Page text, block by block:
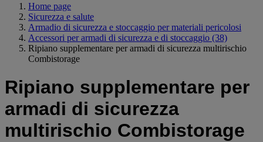
Home page
Sicurezza e salute
Armadio di sicurezza e stoccaggio per materiali pericolosi
Accessori per armadi di sicurezza e di stoccaggio (38)
Ripiano supplementare per armadi di sicurezza multirischio
Combistorage
Ripiano supplementare per
armadi di sicurezza
multirischio Combistorage